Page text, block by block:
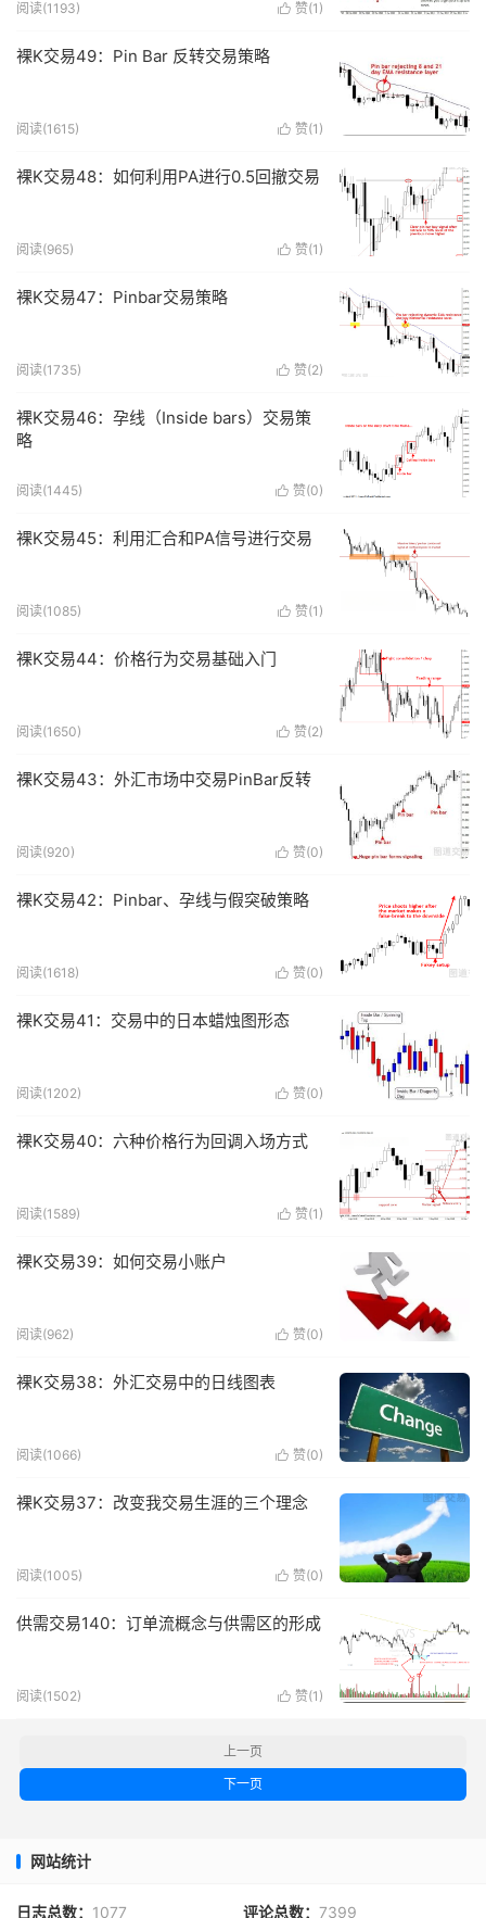
 赞(1 )
阅读(1193)
裸K交易49：Pin Bar 反转交易策略
 赞(1 )
阅读(1615)
裸K交易48：如何利用PA进行0.5回撤交易
 赞(1 )
阅读(965)
裸K交易47：Pinbar交易策略
 赞(2)
阅读(1735)
裸K交易46：孕线（Inside bars）交易策
略
 赞(0)
阅读(1445)
裸K交易45：利用汇合和PA信号进行交易
 赞(1 )
阅读(1085)
裸K交易44：价格行为交易基础入门
 赞(2)
阅读(1650)
裸K交易43：外汇市场中交易PinBar反转
 赞(0)
阅读(920)
裸K交易42：Pinbar、孕线与假突破策略
 赞(0)
阅读(1618)
裸K交易41：交易中的日本蜡烛图形态
 赞(0)
阅读(1202)
裸K交易40：六种价格行为回调入场方式
 赞(1 )
阅读(1589)
裸K交易39：如何交易小账户
 赞(0)
阅读(962)
裸K交易38：外汇交易中的日线图表
 赞(0)
阅读(1066)
裸K交易37：改变我交易生涯的三个理念
 赞(0)
阅读(1005)
供需交易140：订单流概念与供需区的形成
 赞(1 )
阅读(1502)
上一页
下一页
网站统计
日志总数： 1077 评论总数： 7399